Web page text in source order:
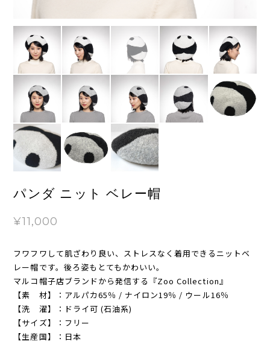
パンダ ニット ベレー帽
¥11,000
フワフワして肌ざわり良い、ストレスなく着用できるニットベ
レー帽です。後ろ姿もとてもかわいい。
マルコ帽子店ブランドから発信する『Zoo Collection』
【素 材】：アルパカ65％ / ナイロン19％ / ウール16％
【洗 濯】：ドライ可 (石油系)
【サイズ】：フリー
【生産国】：日本